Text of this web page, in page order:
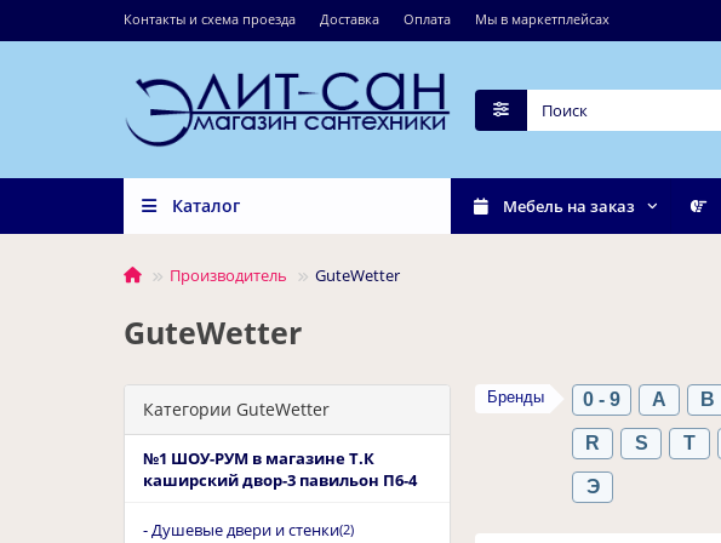
Контакты и схема проезда Доставка Оплата Мы в маркетплейсах
Каталог Мебель на заказ
Производитель GuteWetter
GuteWetter
Категории GuteWetter
№1 ШОУ-РУМ в магазине Т.К
каширский двор-3 павильон П6-4
- Душевые двери и стенки(2)
Бренды 0 - 9 A B
R S T
Э